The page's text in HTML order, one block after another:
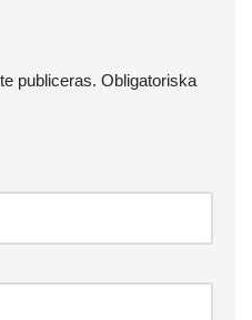
publiceras. Obligatoriska